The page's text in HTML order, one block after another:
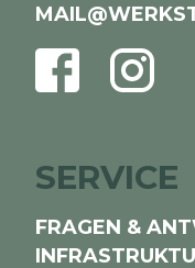
FACEBOOK
SERVICE
FRAGEN &